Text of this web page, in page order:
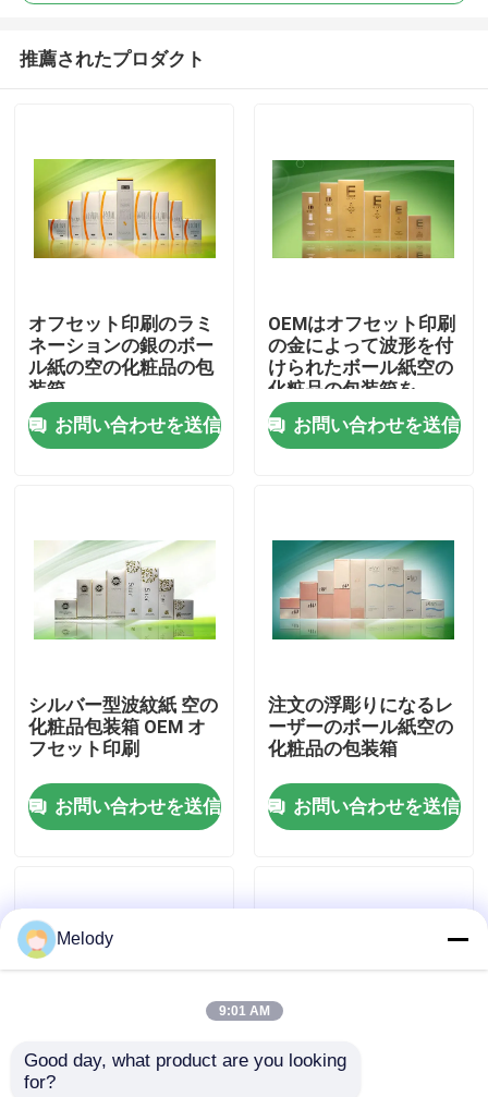
わたしたち に つい て
品質管理
連絡 ください
空のガラス ビン
化粧品のガラス ビン
香水のガラス ビン
推薦されたプロダクト
オフセット印刷のラミ
ネーションの銀のボー
ル紙の空の化粧品の包
装箱
お問い合わせを送信
OEMはオフセット印刷
の金によって波形を付
けられたボール紙空の
化粧品の包装箱を
お問い合わせを送信
シルバー型波紋紙 空の
化粧品包装箱 OEM オ
フセット印刷
お問い合わせを送信
注文の浮彫りになるレ
ーザーのボール紙空の
化粧品の包装箱
お問い合わせを送信
レーザー製紙紙 空の化
Melody
9:01 AM
Good day, what product are you looking
for?